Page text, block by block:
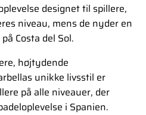
designet til spillere,
niveau, mens de nyder en
Costa del Sol.
højtydende
unikke livsstil er
på alle niveauer, der
i Spanien.